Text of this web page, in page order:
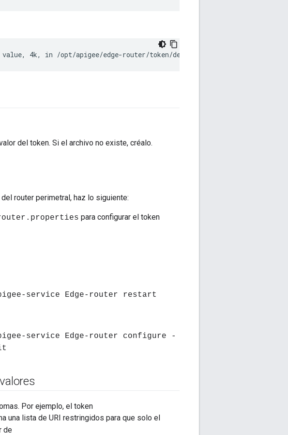
4k, in /opt/apigee/edge-router/token/default.properties
del token. Si el archivo no existe, créalo.
router perimetral, haz lo siguiente:
para configurar el token
service Edge-router restart
service Edge-router configure -
Por ejemplo, el token
una lista de URI restringidos para que solo el
de